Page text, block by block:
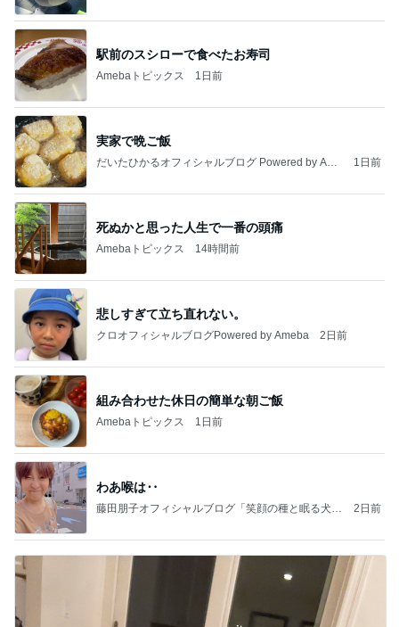
駅前のスシローで食べたお寿司
Amebaトピックス 1日前
実家で晩ご飯
だいたひかるオフィシャルブログ Powered by Ame
1日前
死ぬかと思った人生で一番の頭痛
Amebaトピックス 14時間前
悲しすぎて立ち直れない。
クロオフィシャルブログPowered by Ameba 2日前
組み合わせた休日の簡単な朝ご飯
Amebaトピックス 1日前
わあ喉は‥
藤田朋子オフィシャルブログ「笑顔の種と眠る犬」
2日前